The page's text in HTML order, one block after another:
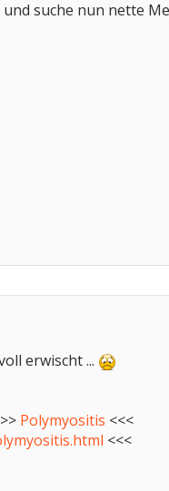
suche nun nette
erwischt ...
Polymyositis <<<
<<<